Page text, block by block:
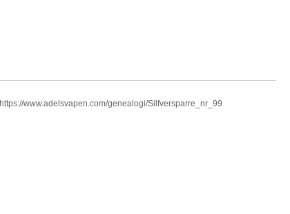
https://www.adelsvapen.com/genealogi/Silfversparre_nr_99